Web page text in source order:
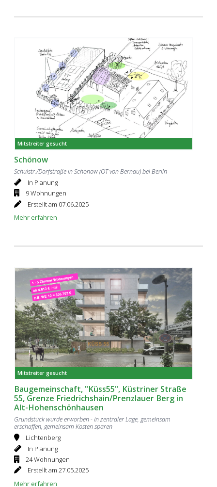
Mitstreiter gesucht
Schönow
Schulstr./Dorfstraße in Schönow (OT von Bernau) bei Berlin
In Planung
9 Wohnungen
Erstellt am 07.06.2025
Mehr erfahren
Mitstreiter gesucht
Baugemeinschaft, "Küss55", Küstriner Straße
55, Grenze Friedrichshain/Prenzlauer Berg in
Alt-Hohenschönhausen
Grundstück wurde erworben - In zentraler Lage, gemeinsam
erschaffen, gemeinsam Kosten sparen
Lichtenberg
In Planung
24 Wohnungen
Erstellt am 27.05.2025
Mehr erfahren